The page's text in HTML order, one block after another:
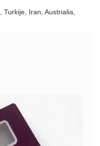
Iran, Austrialia,